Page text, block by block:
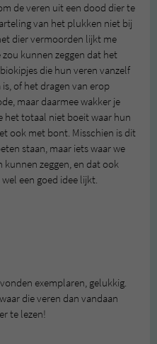
de veren uit een dood dier te
van het plukken niet bij
dier vermoorden lijkt me
kunnen zeggen dat het
die hun veren vanzelf
of het dragen van erop
maar daarmee wakker je
het totaal niet boeit waar hun
ook met bont. Misschien is dit
staan, maar iets waar we
kunnen zeggen, en dat ook
een goed idee lijkt.
exemplaren, gelukkig.
die veren dan vandaan
te lezen!